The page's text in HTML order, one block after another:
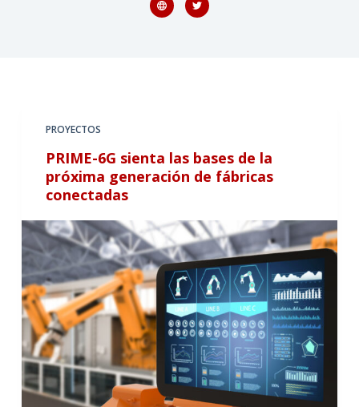
PROYECTOS
PRIME-6G sienta las bases de la
próxima generación de fábricas
conectadas